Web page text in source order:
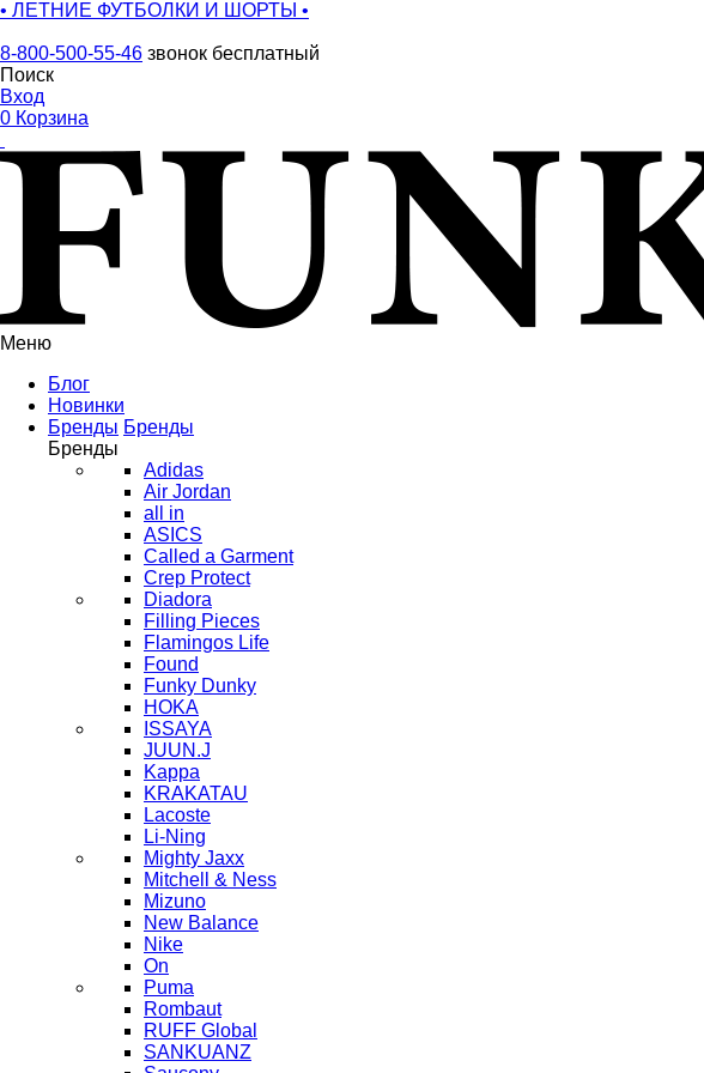
• ЛЕТНИЕ ФУТБОЛКИ И ШОРТЫ •
8-800-500-55-46 звонок бесплатный
Поиск
Вход
0 Корзина
Меню
Блог
Новинки
Бренды Бренды
Бренды
Adidas
Air Jordan
all in
ASICS
Called a Garment
Crep Protect
Diadora
Filling Pieces
Flamingos Life
Found
Funky Dunky
HOKA
ISSAYA
JUUN.J
Kappa
KRAKATAU
Lacoste
Li-Ning
Mighty Jaxx
Mitchell & Ness
Mizuno
New Balance
Nike
On
Puma
Rombaut
RUFF Global
SANKUANZ